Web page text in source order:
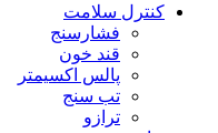
کنترل سلامت
فشارسنج
قند خون
پالس اکسیمتر
تب سنج
ترازو